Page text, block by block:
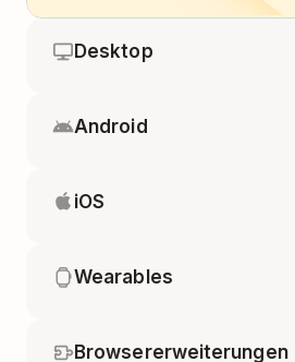
Desktop
Android
iOS
Wearables
Browsererweiterungen